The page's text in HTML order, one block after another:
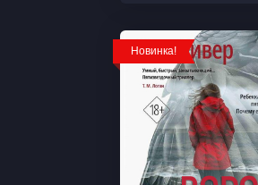
Новинка!